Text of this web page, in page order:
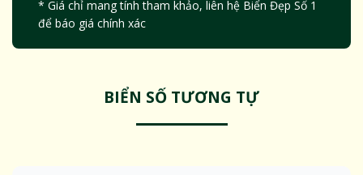
* Giá chỉ mang tính tham khảo, liên hệ Biển Đẹp Số 1
để báo giá chính xác
BIỂN SỐ TƯƠNG TỰ